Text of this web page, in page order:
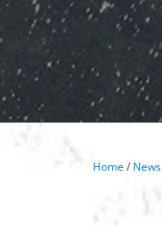
Home/ News